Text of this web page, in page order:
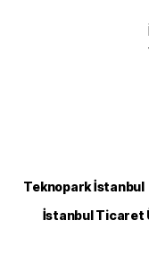
Teknopark İstanbul
İstanbul Ticaret